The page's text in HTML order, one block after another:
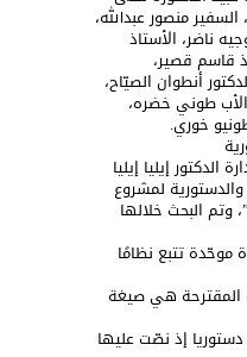
منصور عبدالله،
ناضر، الأستاذ
قاسم قصير،
أنطوان الصيّاح،
الأب طوني خضره،
خوري.
الدكتور إيليا إيليا
لمشروع
وتم البحث خلالها
موحّدة تتبع نظامًا
المقترحة هي صيغة
دستوريا إذ نصّت عليها